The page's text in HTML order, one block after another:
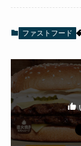
ファストフード